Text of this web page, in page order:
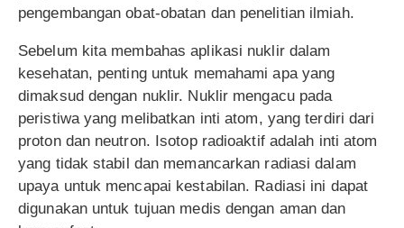
pengembangan obat-obatan dan penelitian ilmiah.
Sebelum kita membahas aplikasi nuklir dalam
kesehatan, penting untuk memahami apa yang
dimaksud dengan nuklir. Nuklir mengacu pada
peristiwa yang melibatkan inti atom, yang terdiri dari
proton dan neutron. Isotop radioaktif adalah inti atom
yang tidak stabil dan memancarkan radiasi dalam
upaya untuk mencapai kestabilan. Radiasi ini dapat
digunakan untuk tujuan medis dengan aman dan